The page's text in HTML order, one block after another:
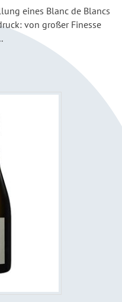
eines Blanc de Blancs
von großer Finesse